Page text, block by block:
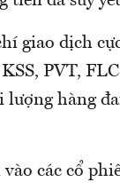
giao dịch
PVT,
lượng hàng
các cổ